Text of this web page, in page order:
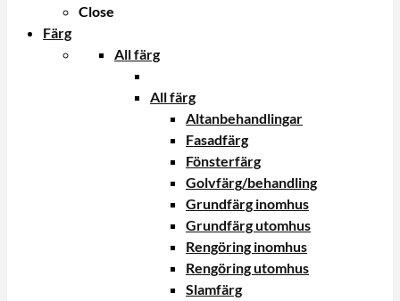
Close
Färg
All färg
All färg
Altanbehandlingar
Fasadfärg
Fönsterfärg
Golvfärg/behandling
Grundfärg inomhus
Grundfärg utomhus
Rengöring inomhus
Rengöring utomhus
Slamfärg